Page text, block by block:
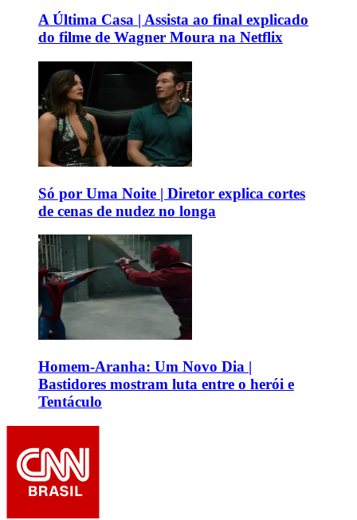
A Última Casa | Assista ao final explicado
do filme de Wagner Moura na Netflix
Só por Uma Noite | Diretor explica cortes
de cenas de nudez no longa
Homem-Aranha: Um Novo Dia |
Bastidores mostram luta entre o herói e
Tentáculo